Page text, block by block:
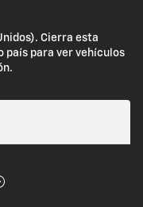
Cierra esta
país para ver vehículos